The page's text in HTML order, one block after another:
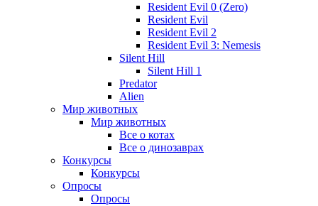
Resident Evil 0 (Zero)
Resident Evil
Resident Evil 2
Resident Evil 3: Nemesis
Silent Hill
Silent Hill 1
Predator
Alien
Мир животных
Мир животных
Все о котах
Все о динозаврах
Конкурсы
Конкурсы
Опросы
Опросы